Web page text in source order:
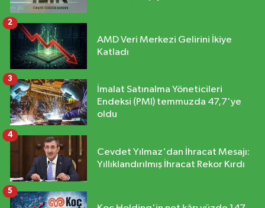
AMD Veri Merkezi Gelirini İkiye
Katladı
2
İmalat Satınalma Yöneticileri
Endeksi (PMI) temmuzda 47,7'ye
oldu
3
Cevdet Yılmaz'dan İhracat Mesajı:
Yıllıklandırılmış İhracat Rekor Kırdı
4
5